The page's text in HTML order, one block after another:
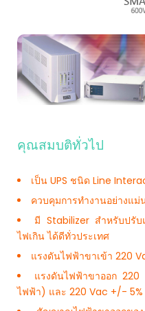
คุณสมบติทั่วไป
เป็น UPS ชนิด Line
ควบคุมการทำงานอย่างแม่
มี Stabilizer สำหรับปรั
ไฟเกิน ได้ดีทั่วประเทศ
แรงดันไฟฟ้าขาเข้า 220
แรงดันไฟฟ้าขาออก
ไฟฟ้า) และ 220 Vac +/-